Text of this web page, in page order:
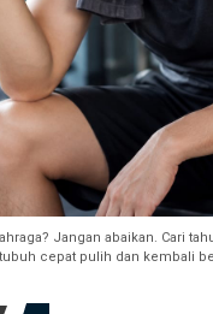
Jangan abaikan. Cari
cepat pulih dan kembali